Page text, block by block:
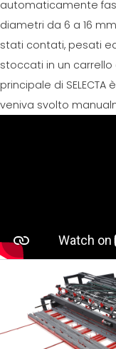
RETE
MEP NEL MONDO
RETE DI VENDITA
automaticamente
diametri da 6 a 16
stati contati, pesati
stoccati in un carrello
principale di
veniva svolto